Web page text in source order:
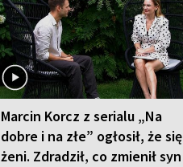
Marcin Korcz z serialu „Na
dobre i na złe” ogłosił, że się
żeni. Zdradził, co zmienił syn